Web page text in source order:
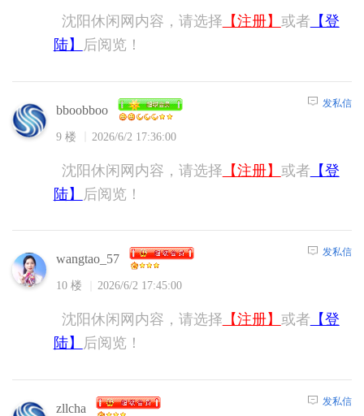
沈阳休闲网内容，请选择 【注册】 或者 【登
陆】
后阅览！
bboobboo
9 楼 2026/6/2 17:36:00
发私信
沈阳休闲网内容，请选择 【注册】 或者 【登
陆】
后阅览！
wangtao_57
10 楼 2026/6/2 17:45:00
发私信
沈阳休闲网内容，请选择 【注册】 或者 【登
陆】
后阅览！
zllcha 发私信